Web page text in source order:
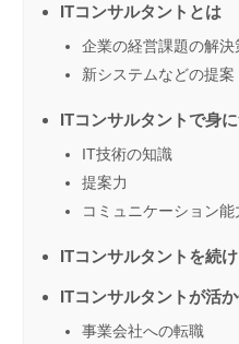
ITコンサルタントとは
企業の経営課題の解決
新システムなどの提案
ITコンサルタントで身
IT技術の知識
提案力
コミュニケーション能
ITコンサルタントを続
ITコンサルタントが活
事業会社への転職